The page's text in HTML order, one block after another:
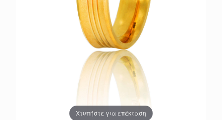
Χτυπήστε για επέκταση